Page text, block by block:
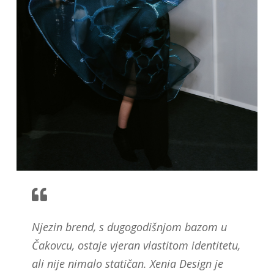
Njezin brend, s dugogodišnjom bazom u
Čakovcu, ostaje vjeran vlastitom identitetu,
ali nije nimalo statičan. Xenia Design je